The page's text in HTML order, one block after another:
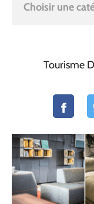
Choisir une
Tourisme